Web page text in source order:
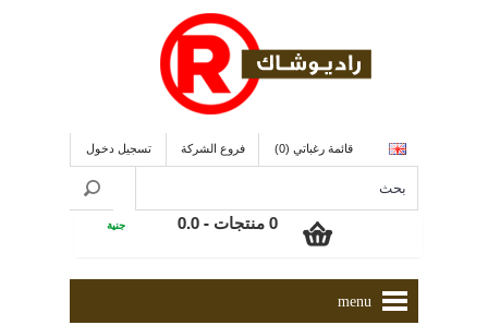
قائمة رغباتي (0) فروع الشركة تسجيل دخول
0 منتجات - 0.0 جنية
menu